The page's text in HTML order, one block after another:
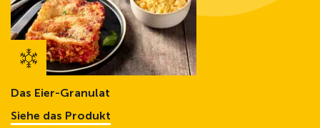
Das Eier-Granulat
Siehe das Produkt